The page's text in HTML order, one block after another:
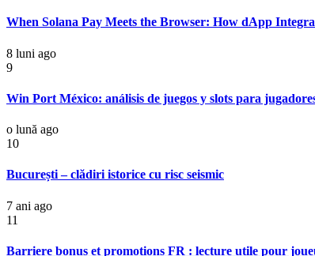
When Solana Pay Meets the Browser: How dApp
8 luni ago
9
Win Port México: análisis de juegos y slots para
o lună ago
10
București – clădiri istorice cu risc seismic
7 ani ago
11
Barriere bonus et promotions FR : lecture utile pour